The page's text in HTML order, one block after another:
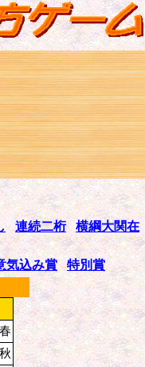
連続二桁
横綱大関在
気込み賞
特別賞